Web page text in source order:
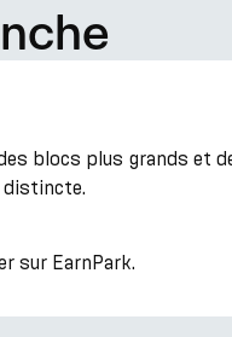
blocs plus grands
distincte.
sur EarnPark.